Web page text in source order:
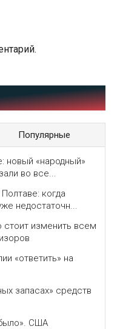
Популярные
новый «народный»
во все...
когда
недостаточн...
стоит изменить всем
«ответить» на
запасах» средств
США